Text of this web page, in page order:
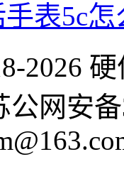
表5c
2026
公网安